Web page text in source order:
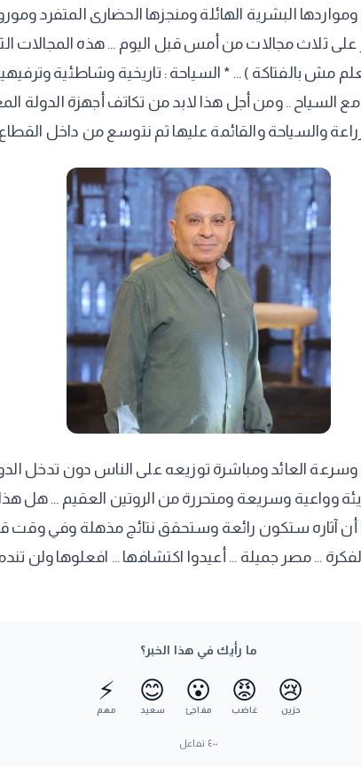
البشرية الهائلة ومنجزها الحضارى المتفرد
ثلاث مجالات من أمس قبل اليوم ... هذه المجالات
بالعلم مش بالفتاكة ) ... * السياحة : تاريخية وشاطئية
السياح .. ومن أجل هذا لابد من تكاتف أجهزة الدولة
والسياحة والقائمة عليها ثم نتوسع من داخل
وسرعة العائد ومباشرة توزيعه على الناس دون تدخل
وواعية وسريعة ومتحررة من الروتين العقيم
أن آثاره ستكون رائعة وستحقق نتائج مذهلة وفي وقت
... مصر جميلة ... أعيدوا اكتشافها ... افعلوها ولن
ما رأيك في هذا الخبر؟
😢
حزين
😡
غاضب
😮
مفاجئ
😊
سعيد
⚡
مهم
٤٠٠ تفاعل